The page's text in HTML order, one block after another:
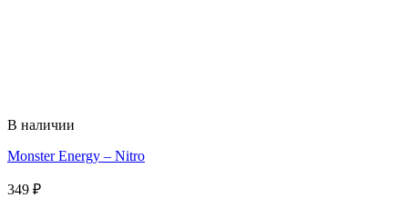
В наличии
Monster Energy – Nitro
349 ₽